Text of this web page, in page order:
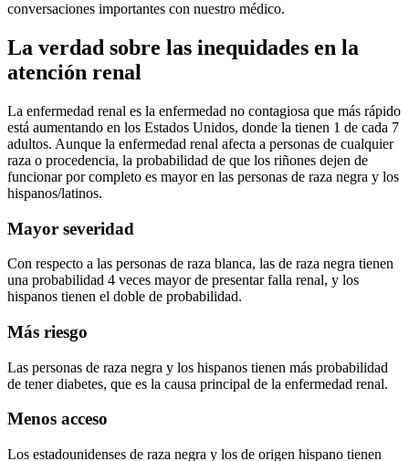
conversaciones importantes con nuestro médico.
La verdad sobre las inequidades en la
atención renal
La enfermedad renal es la enfermedad no contagiosa que más rápido
está aumentando en los Estados Unidos, donde la tienen 1 de cada 7
adultos. Aunque la enfermedad renal afecta a personas de cualquier
raza o procedencia, la probabilidad de que los riñones dejen de
funcionar por completo es mayor en las personas de raza negra y los
hispanos/latinos.
Mayor severidad
Con respecto a las personas de raza blanca, las de raza negra tienen
una probabilidad 4 veces mayor de presentar falla renal, y los
hispanos tienen el doble de probabilidad.
Más riesgo
Las personas de raza negra y los hispanos tienen más probabilidad
de tener diabetes, que es la causa principal de la enfermedad renal.
Menos acceso
Los estadounidenses de raza negra y los de origen hispano tienen